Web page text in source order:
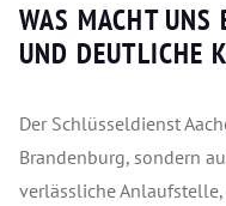
WAS MACHT UNS
UND DEUTLICHE
Der Schlüsseldienst
Brandenburg, sondern
verlässliche